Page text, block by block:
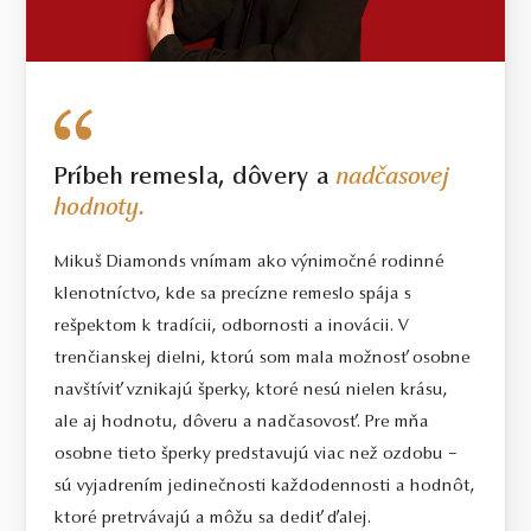
Príbeh remesla, dôvery anadčasovej
hodnoty.
Mikuš Diamonds vnímam ako výnimočné rodinné
klenotníctvo, kde sa precízne remeslo spája s
rešpektom k tradícii, odbornosti a inovácii. V
trenčianskej dielni, ktorú som mala možnosť osobne
navštíviť vznikajú šperky, ktoré nesú nielen krásu,
ale aj hodnotu, dôveru a nadčasovosť. Pre mňa
osobne tieto šperky predstavujú viac než ozdobu –
sú vyjadrením jedinečnosti každodennosti a hodnôt,
ktoré pretrvávajú a môžu sa dediť ďalej.